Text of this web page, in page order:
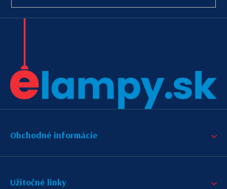
Obchodné informácie
Užitočné linky